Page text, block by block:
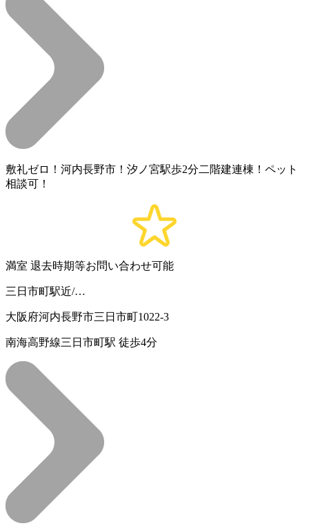
敷礼ゼロ！河内長野市！汐ノ宮駅歩2分二階建連棟！ペット
相談可！
満室 退去時期等お問い合わせ可能
三日市町駅近/…
大阪府河内長野市三日市町1022-3
南海高野線三日市町駅 徒歩4分